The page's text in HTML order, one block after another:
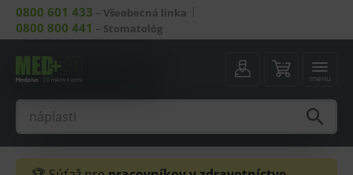
0800 601 433 – Všeobecná linka
0800 800 441 – Stomatológ
menu